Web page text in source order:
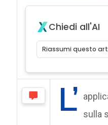
Chiedi all'AI
Riassumi questo
L’ sulla